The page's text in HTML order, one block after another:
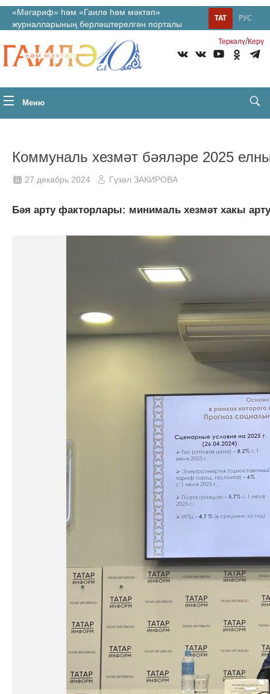
«Мәгариф» һәм «Гаилә һәм мәктәп»
журналларының берләштерелгән порталы
РУС
ТАТ
Теркəлү/Керү
Меню
Коммуналь хезмәт бәяләре 2025
27 декабрь 2024 Гүзәл ЗАКИРОВА
Бәя арту факторлары: минималь хезмәт хакы